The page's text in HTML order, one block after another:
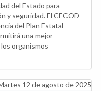
del Estado para
y seguridad. El CECOD
del Plan Estatal
una mejor
organismos
12 de agosto de 2025